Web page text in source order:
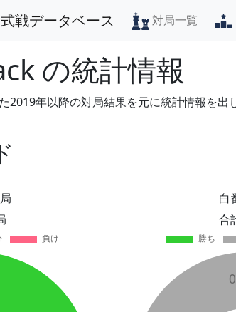
戦データベース 対局一覧
の統計情報
2019年以降の対局結果を元に統計情報を出
白
合